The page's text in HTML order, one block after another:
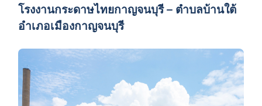
โรงงานกระดาษไทยกาญจนบุรี – ตำบลบ้านใต้
อำเภอเมืองกาญจนบุรี